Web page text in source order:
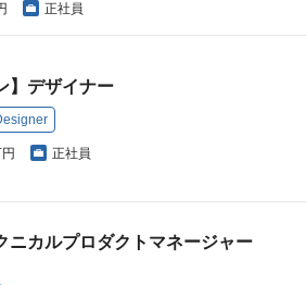
正社員
】デザイナー
正社員
ニカルプロダクトマネージャー